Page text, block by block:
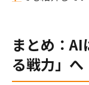
まとめ：
る戦力」へ